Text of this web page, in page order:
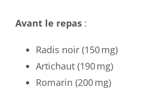
Avant le repas:
Radis noir (150 mg)
Artichaut (190 mg)
Romarin (200 mg)